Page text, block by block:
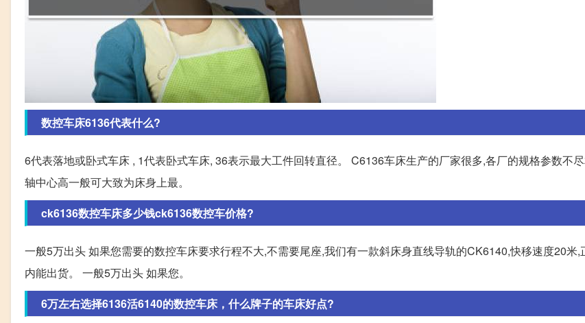
数控车床6136代表什么?
6代表落地或卧式车床 , 1代表卧式车床, 36表示最大工件回转直径。 C6136车床生产的厂家很多,各厂的规格参数不
轴中心高一般可大致为床身上最。
ck6136数控车床多少钱ck6136数控车价格?
一般5万出头 如果您需要的数控车床要求行程不大,不需要尾座,我们有一款斜床身直线导轨的CK6140,快移速度20米,
内能出货。 一般5万出头 如果您。
6万左右选择6136活6140的数控车床，什么牌子的车床好点?